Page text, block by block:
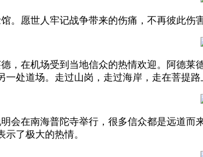
愿世人牢记战争带来的伤痛，不再彼此伤
在机场受到当地信众的热情欢迎。阿德莱
一处道场。走过山岗，走过海岸，走在菩提
在南海普陀寺举行，很多信众都是远道而
了极大的热情。